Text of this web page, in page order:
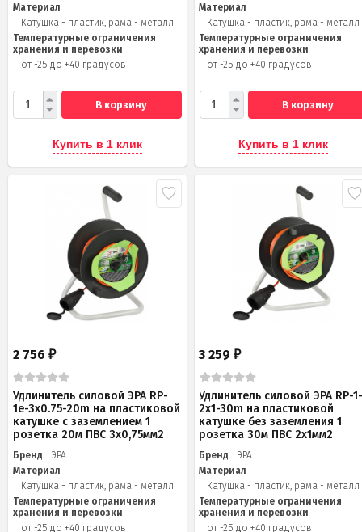
Материал
Катушка - пластик, рама - металл
Температурные ограничения
хранения и перевозки
от -25 до +40 градусов
В корзину
Купить в 1 клик
Материал
Катушка - пластик, рама - металл
Температурные ограничения
хранения и перевозки
от -25 до +40 градусов
В корзину
Купить в 1 клик
2 756 ₽
Удлинитель силовой ЭРА RP-
1e-3х0.75-20m на пластиковой
катушке c заземлением 1
розетка 20м ПВС 3х0,75мм2
Бренд
ЭРА
Материал
Катушка - пластик, рама - металл
Температурные ограничения
хранения и перевозки
от -25 до +40 градусов
3 259₽
Удлинитель силовой ЭРА RP-
2x1-30m на пластиковой
катушке без заземления 1
розетка 30м ПВС 2x1мм2
Бренд
ЭРА
Материал
Катушка - пластик, рама - металл
Температурные ограничения
хранения и перевозки
от -25 до +40 градусов